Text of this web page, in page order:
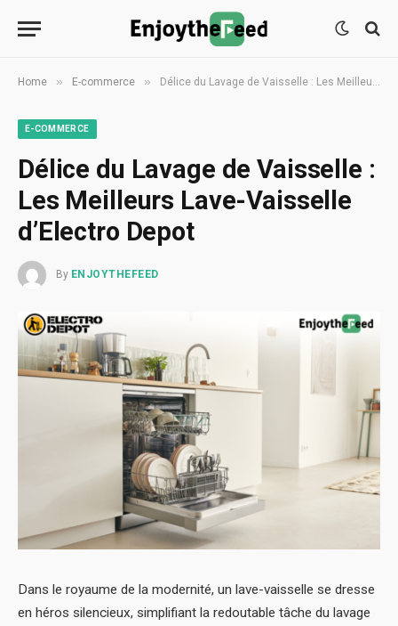
Home » E-commerce » Délice du Lavage de Vaisselle : Les Meilleurs Lave-Vaisselle d’Electro Depot
E-COMMERCE
Délice du Lavage de Vaisselle :
Les Meilleurs Lave-Vaisselle
d’Electro Depot
By ENJOYTHEFEED
Dans le royaume de la modernité, un lave-vaisselle se dresse
en héros silencieux, simplifiant la redoutable tâche du lavage